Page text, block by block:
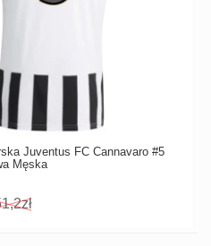
Juventus FC Cannavaro #5
Męska